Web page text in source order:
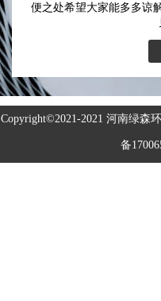
便之处希望大家能多多谅
Copyright©2021-2021 河南绿森
备
广场音乐喷泉
雾森系统